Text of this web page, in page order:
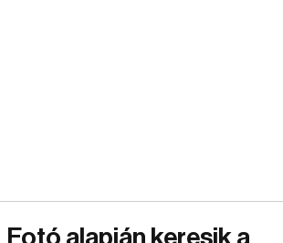
Fotó alapján keresik a